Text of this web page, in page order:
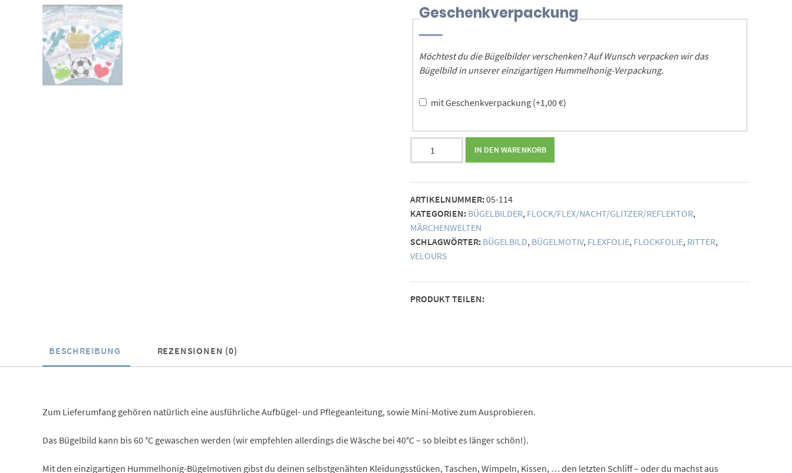
Geschenkverpackung
Möchtest du die Bügelbilder verschenken? Auf Wunsch verpacken wir das
Bügelbild in unserer einzigartigen Hummelhonig-Verpackung.
mit Geschenkverpackung (+1,00€)
Ritterschild
Menge
IN DEN WARENKORB
ARTIKELNUMMER:05-114
KATEGORIEN: BÜGELBILDER, FLOCK/FLEX/NACHT/GLITZER/REFLEKTOR,
MÄRCHENWELTEN
SCHLAGWÖRTER: BÜGELBILD, BÜGELMOTIV, FLEXFOLIE, FLOCKFOLIE, RITTER,
VELOURS
PRODUKT TEILEN:
BESCHREIBUNG REZENSIONEN (0)
Zum Lieferumfang gehören natürlich eine ausführliche Aufbügel- und Pflegeanleitung, sowie Mini-Motive zum Ausprobieren.
Das Bügelbild kann bis 60 °C gewaschen werden (wir empfehlen allerdings die Wäsche bei 40°C – so bleibt es länger schön!).
Mit den einzigartigen Hummelhonig-Bügelmotiven gibst du deinen selbstgenähten Kleidungsstücken, Taschen, Wimpeln, Kissen, … den letzten Schliff – oder du machst aus